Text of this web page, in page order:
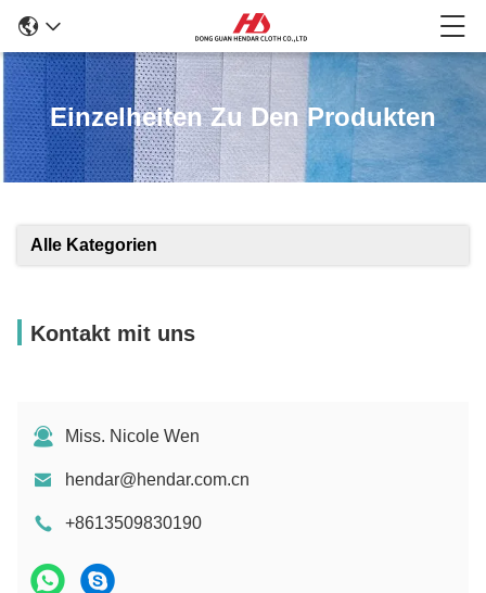
Einzelheiten Zu Den Produkten
Alle Kategorien
Kontakt mit uns
Miss. Nicole Wen
hendar@hendar.com.cn
+8613509830190